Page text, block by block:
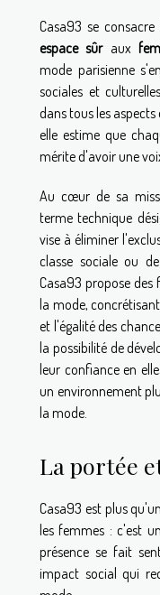
Casa93 se consacre
espace sûraux
mode parisienne
sociales et
dans tous les
elle estime que
mérite d'avoir une
Au cœur de sa
terme technique
vise à éliminer
classe sociale ou
Casa93 propose
la mode,
et l'égalité des
la possibilité de
leur confiance en
un environnement
la mode.
La portée
Casa93 est plus
les femmes : c'est
présence se fait
impact social qui